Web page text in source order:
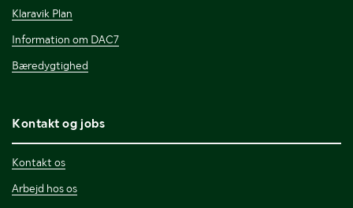
Klaravik Plan
Information om DAC7
Bæredygtighed
Kontakt og jobs
Kontakt os
Arbejd hos os